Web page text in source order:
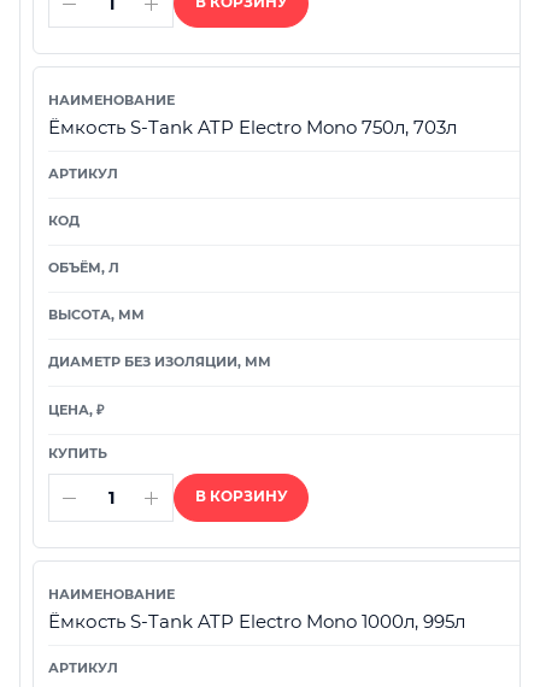
Ёмкость S-Tank ATP Electro Mono 750л, 703л
В КОРЗИНУ
Ёмкость S-Tank ATP Electro Mono 1000л, 995л